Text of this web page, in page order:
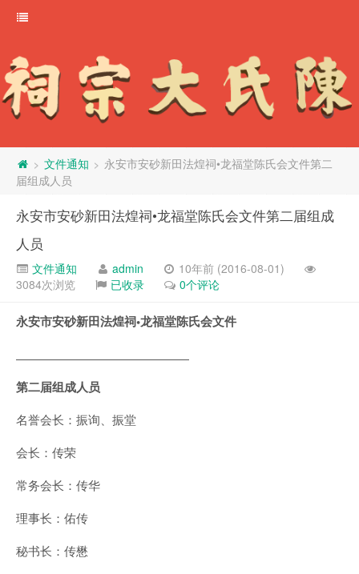
> 文件通知 > 永安市安砂新田法煌祠•龙福堂陈氏会文件第二
届组成人员
永安市安砂新田法煌祠•龙福堂陈氏会文件第二届组成
人员
文件通知 admin
10年前 (2016-08-01)
3084次浏览
已收录 0个评论
永安市安砂新田法煌祠•龙福堂陈氏会文件
第二届组成人员
名誉会长：振询、振堂
会长：传荣
常务会长：传华
理事长：佑传
秘书长：传懋